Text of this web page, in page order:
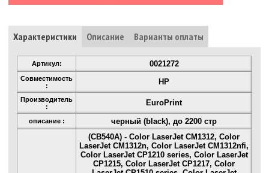
Характеристики Описание Варианты оплаты
Артикул: 0021272
Совместимость
:
HP
Производитель
:
EuroPrint
описание : черный (black), до 2200 стр
(CB540A) - Color LaserJet CM1312, Color
LaserJet CM1312n, Color LaserJet CM1312nfi,
Color LaserJet CP1210 series, Color LaserJet
CP1215, Color LaserJet CP1217, Color